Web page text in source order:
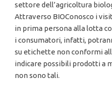
settore dell’agricoltura
Attraverso BIOConosco i
in prima persona alla lotta
i consumatori, infatti,
su etichette non conformi
indicare possibili prodotti a
non sono tali.